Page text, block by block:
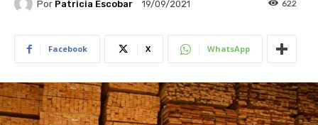
Por Patricia Escobar 19/09/2021 622
Facebook X WhatsApp